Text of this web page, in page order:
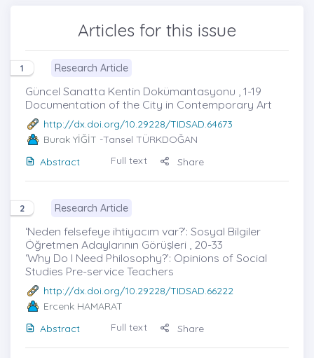
Articles for this issue
1 Research Article
Güncel Sanatta Kentin Dokümantasyonu , 1-19
Documentation of the City in Contemporary Art
http://dx.doi.org/10.29228/TIDSAD.64673
Burak YİĞİT -Tansel TÜRKDOĞAN
Abstract
Full text Share
2 Research Article
‘Neden felsefeye ihtiyacım var?’: Sosyal Bilgiler
Öğretmen Adaylarının Görüşleri , 20-33
‘Why Do I Need Philosophy?’: Opinions of Social
Studies Pre-service Teachers
http://dx.doi.org/10.29228/TIDSAD.66222
Ercenk HAMARAT
Abstract
Full text Share